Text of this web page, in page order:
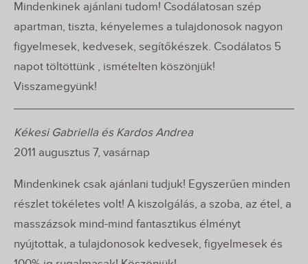
Mindenkinek ajánlani tudom! Csodálatosan szép
apartman, tiszta, kényelemes a tulajdonosok nagyon
figyelmesek, kedvesek, segítőkészek. Csodálatos 5
napot töltöttünk , ismételten köszönjük!
Visszamegyünk!
Kékesi Gabriella és Kardos Andrea
2011 augusztus 7, vasárnap
Mindenkinek csak ajánlani tudjuk! Egyszerűen minden
részlet tökéletes volt! A kiszolgálás, a szoba, az étel, a
masszázsok mind-mind fantasztikus élményt
nyújtottak, a tulajdonosok kedvesek, figyelmesek és